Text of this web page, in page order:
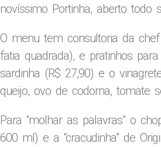
novíssimo Portinha, aberto
O menu tem consultoria da
fatia quadrada), e pratinhos
sardinha (R$ 27,90) e o
queijo, ovo de codorna, tomate
Para “molhar as palavras” o
600 ml) e a “cracudinha” de